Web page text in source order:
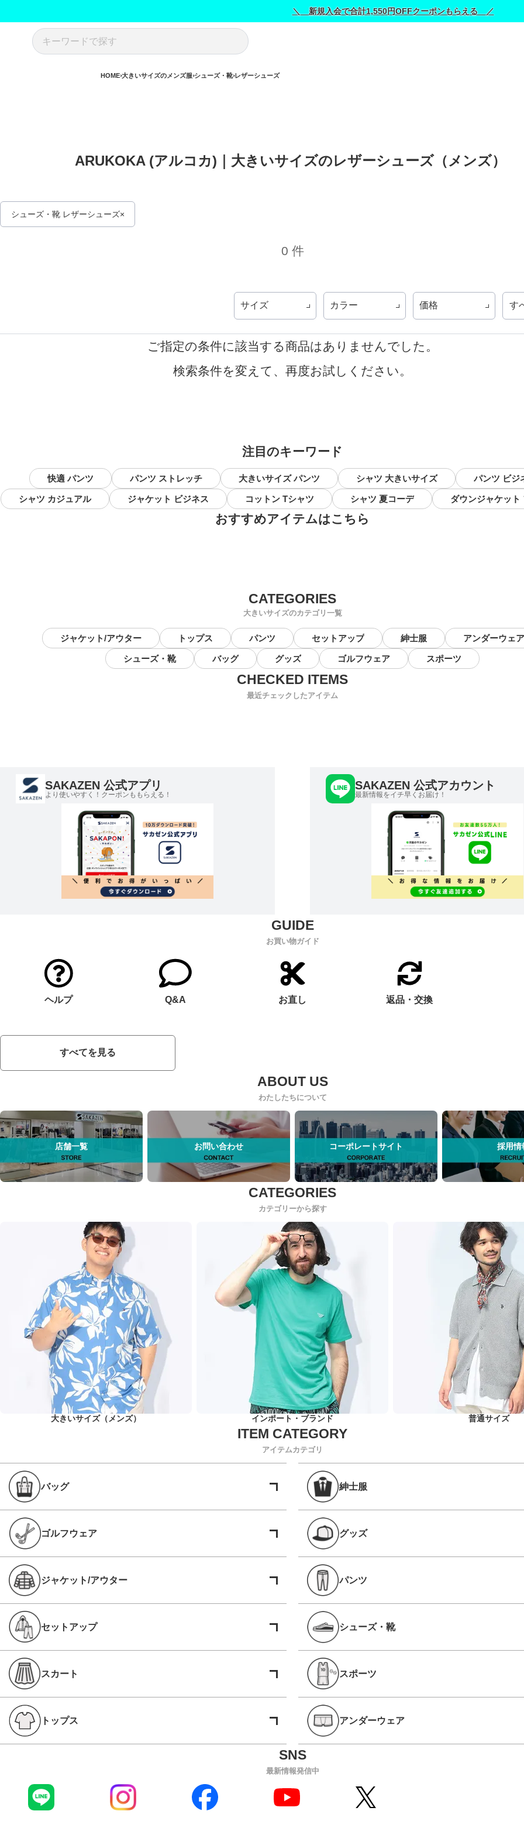
＼ 新規入会で合計1,550円OFFクーポンもらえる ／
HOME 大きいサイズのメンズ服 シューズ・靴 レザーシューズ
ARUKOKA (アルコカ)｜大きいサイズのレザーシューズ（メンズ）
シューズ・靴 レザーシューズ
0 件
サイズ カラー 価格 す
ご指定の条件に該当する商品はありませんでした。
検索条件を変えて、再度お試しください。
注目のキーワード
快適 パンツ パンツ ストレッチ 大きいサイズ パンツ シャツ 大きいサイズ パンツ ビジ
シャツ カジュアル ジャケット ビジネス コットン Tシャツ シャツ 夏コーデ ダウンジャケット
おすすめアイテムはこちら
大きいサイズのカテゴリ一覧
ジャケット/アウター トップス パンツ セットアップ 紳士服 アンダーウェア
シューズ・靴 バッグ グッズ ゴルフウェア スポーツ
最近チェックしたアイテム
SAKAZEN 公式アプリ
より使いやすく！クーポンももらえる！
SAKAZEN 公式アカウント
最新情報をイチ早くお届け！
お買い物ガイド
ヘルプ Q&A お直し 返品・交換
すべてを見る
わたしたちについて
店舗一覧 お問い合わせ コーポレートサイト 採用情
カテゴリーから探す
大きいサイズ（メンズ） インポート・ブランド 普通サイズ
アイテムカテゴリ
バッグ 紳士服
ゴルフウェア グッズ
ジャケット/アウター パンツ
セットアップ シューズ・靴
スカート スポーツ
トップス アンダーウェア
最新情報発信中